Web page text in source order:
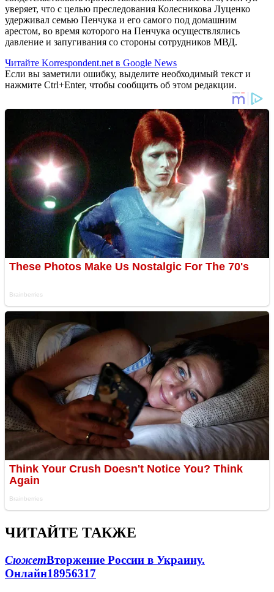
уверяет, что с целью преследования Колесникова Луценко
удерживал семью Пенчука и его самого под домашним
арестом, во время которого на Пенчука осуществлялись
давление и запугивания со стороны сотрудников МВД.
Читайте Korrespondent.net в Google News
Если вы заметили ошибку, выделите необходимый текст и
нажмите Ctrl+Enter, чтобы сообщить об этом редакции.
ЧИТАЙТЕ ТАКЖЕ
СюжетВторжение России в Украину.
Онлайн18956317